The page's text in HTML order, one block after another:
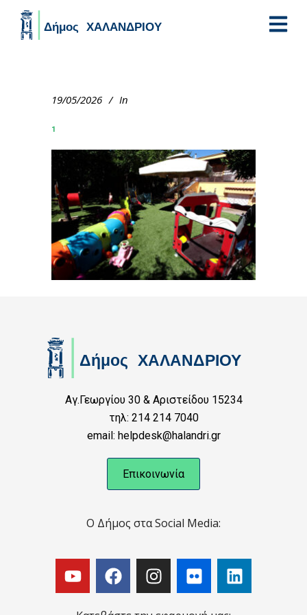
19/05/2026 In
1
Αγ.Γεωργίου 30 & Αριστείδου 15234
τηλ: 214 214 7040
email: helpdesk@halandri.gr
Επικοινωνία
Ο Δήμος στα Social Media: